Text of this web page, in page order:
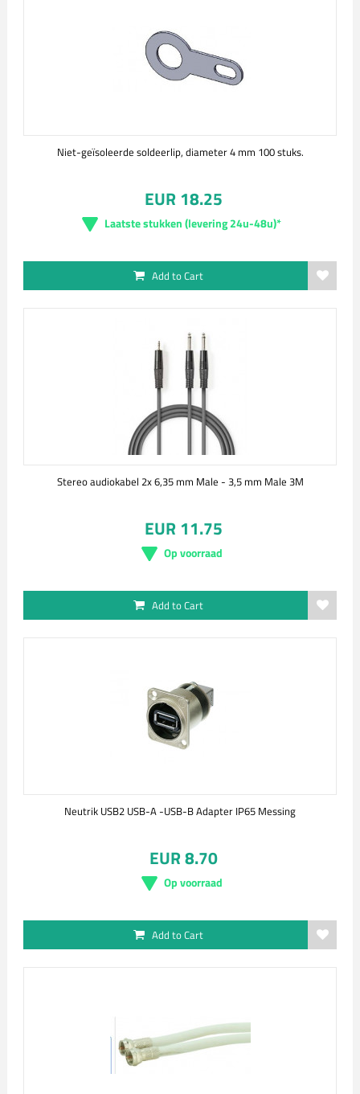
Niet-geïsoleerde soldeerlip, diameter 4 mm 100 stuks.
EUR 18.25
Laatste stukken (levering 24u-48u)*
Add to Cart
Stereo audiokabel 2x 6,35 mm Male - 3,5 mm Male 3M
EUR 11.75
Op voorraad
Add to Cart
Neutrik USB2 USB-A -USB-B Adapter IP65 Messing
EUR 8.70
Op voorraad
Add to Cart